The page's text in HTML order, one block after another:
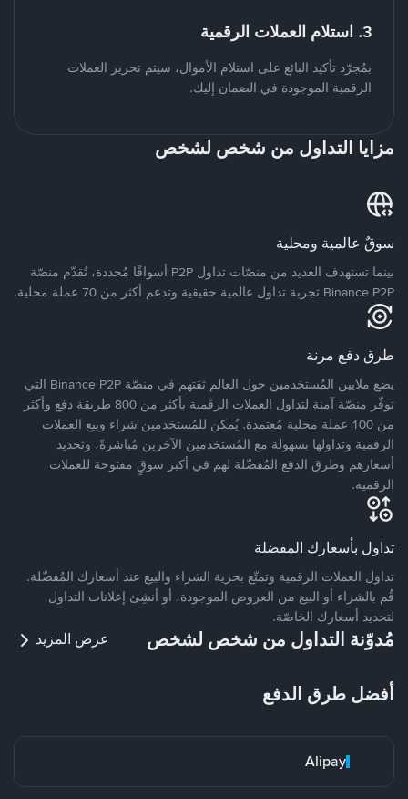
3. استلام العملات الرقمية
بمُجرّد تأكيد البائع على استلام الأموال، سيتم تحرير العملات
الرقمية الموجودة في الضمان إليك.
مزايا التداول من شخص لشخص
سوقٌ عالمية ومحلية
بينما تستهدف العديد من منصّات تداول P2P أسواقًا مُحددة، تُقدّم منصّة
Binance P2P تجربة تداول عالمية حقيقية وتدعم أكثر من 70 عملة محلية.
طرق دفع مرنة
يضع ملايين المُستخدمين حول العالم ثقتهم في منصّة Binance P2P التي
توفّر منصّة آمنة لتداول العملات الرقمية بأكثر من 800 طريقة دفع وأكثر
من 100 عملة محلية مُعتمدة. يُمكن للمُستخدمين شراء وبيع العملات
الرقمية وتداولها بسهولة مع المُستخدمين الآخرين مُباشرةً، وتحديد
أسعارهم وطرق الدفع المُفضّلة لهم في أكبر سوقٍ مفتوحة للعملات
الرقمية.
تداول بأسعارك المفضلة
تداول العملات الرقمية وتمتّع بحرية الشراء والبيع عند أسعارك المُفضّلة.
قُم بالشراء أو البيع من العروض الموجودة، أو أنشِئ إعلانات التداول
لتحديد أسعارك الخاصّة.
مُدوّنة التداول من شخص لشخص عرض المزيد
أفضل طرق الدفع
Alipay